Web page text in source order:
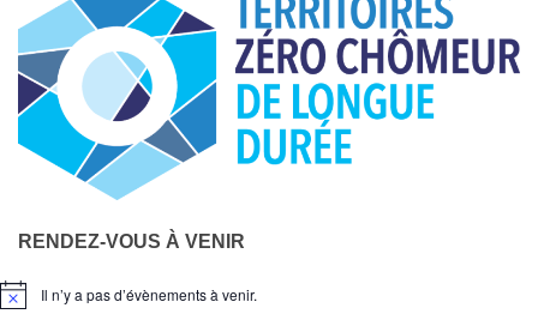
RENDEZ-VOUS À VENIR
Notice Il n’y a pas d’évènements à venir.